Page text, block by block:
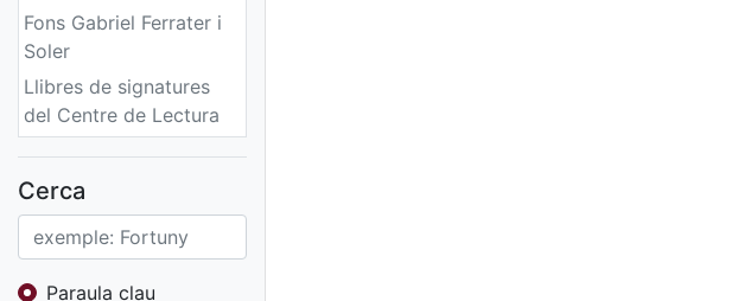
Fons Gabriel Ferrater i
Soler
Llibres de signatures
del Centre de Lectura
Fons sonor de Ràdio
Reus
Cartells
Fons audiovisual
Fons local
Cerca
Paraula clau